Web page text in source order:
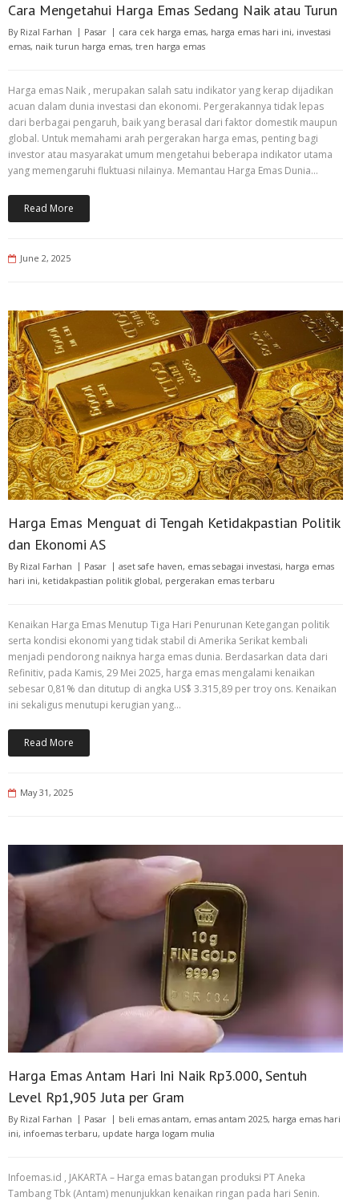
Cara Mengetahui Harga Emas Sedang Naik atau Turun
By Rizal Farhan Pasar cara cek harga emas, harga emas hari ini, investasi
emas, naik turun harga emas, tren harga emas
Harga emas Naik , merupakan salah satu indikator yang kerap dijadikan
acuan dalam dunia investasi dan ekonomi. Pergerakannya tidak lepas
dari berbagai pengaruh, baik yang berasal dari faktor domestik maupun
global. Untuk memahami arah pergerakan harga emas, penting bagi
investor atau masyarakat umum mengetahui beberapa indikator utama
yang memengaruhi fluktuasi nilainya. Memantau Harga Emas Dunia…
Read More
June 2, 2025
Harga Emas Menguat di Tengah Ketidakpastian Politik
dan Ekonomi AS
By Rizal Farhan Pasar aset safe haven, emas sebagai investasi, harga emas
hari ini, ketidakpastian politik global, pergerakan emas terbaru
Kenaikan Harga Emas Menutup Tiga Hari Penurunan Ketegangan politik
serta kondisi ekonomi yang tidak stabil di Amerika Serikat kembali
menjadi pendorong naiknya harga emas dunia. Berdasarkan data dari
Refinitiv, pada Kamis, 29 Mei 2025, harga emas mengalami kenaikan
sebesar 0,81% dan ditutup di angka US$ 3.315,89 per troy ons. Kenaikan
ini sekaligus menutupi kerugian yang…
Read More
May 31, 2025
Harga Emas Antam Hari Ini Naik Rp3.000, Sentuh
Level Rp1,905 Juta per Gram
By Rizal Farhan Pasar beli emas antam, emas antam 2025, harga emas hari
ini, infoemas terbaru, update harga logam mulia
Infoemas.id , JAKARTA – Harga emas batangan produksi PT Aneka
Tambang Tbk (Antam) menunjukkan kenaikan ringan pada hari Senin.